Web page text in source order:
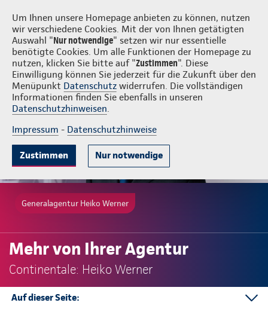
Um Ihnen unsere Homepage anbieten zu können, nutzen
wir verschiedene Cookies. Mit der von Ihnen getätigten
Auswahl "Nur notwendige" setzen wir nur essentielle
benötigte Cookies. Um alle Funktionen der Homepage zu
nutzen, klicken Sie bitte auf "Zustimmen". Diese
Einwilligung können Sie jederzeit für die Zukunft über den
Menüpunkt Datenschutz widerrufen. Die vollständigen
Informationen finden Sie ebenfalls in unseren
Datenschutzhinweisen.
Impressum - Datenschutzhinweise
Zustimmen Nur notwendige
Heiko Werner Login
Generalagentur Heiko Werner
Mehr von Ihrer Agentur
Continentale: Heiko Werner
Auf dieser Seite: